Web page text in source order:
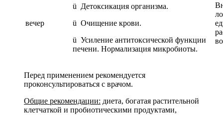
вечер
ü Детоксикация организма.
ü Очищение крови.
ü Усиление антитоксичеcкой функции
печени. Нормализация микробиоты.
Перед применением рекомендуется
проконсультироваться с врачом.
Общие рекомендации: диета, богатая растительной
клетчаткой и пробиотическими продуктами,